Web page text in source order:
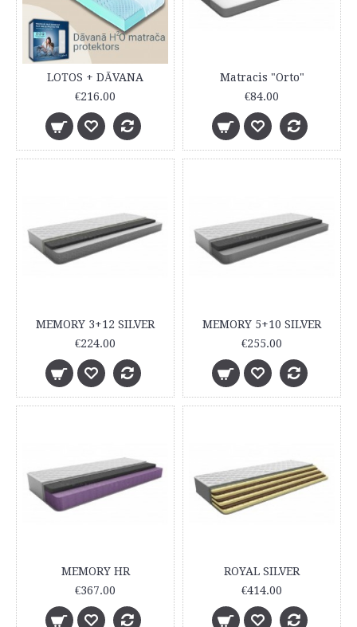
LOTOS + DĀVANA
€216.00
Matracis "Orto"
€84.00
MEMORY 3+12 SILVER
€224.00
MEMORY 5+10 SILVER
€255.00
MEMORY HR
€367.00
ROYAL SILVER
€414.00